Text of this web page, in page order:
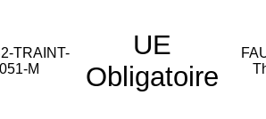
TRAINT-
051-M
UE
Obligatoire